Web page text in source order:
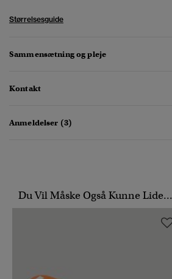
Størrelsesguide
Sammensætning og pleje
Kontakt
Anmeldelser (3)
Du Vil Måske Også Kunne Lide...